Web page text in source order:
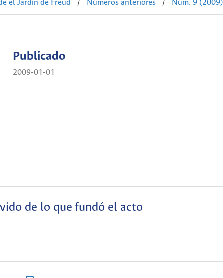
el Jardín de Freud / Números anteriores / Núm. 9
Publicado
2009-01-01
de lo que fundó el acto